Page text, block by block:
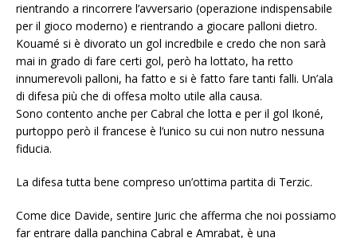
rientrando a rincorrere l’avversario (operazione indispensabile
per il gioco moderno) e rientrando a giocare palloni dietro.
Kouamé si è divorato un gol incredbile e credo che non sarà
mai in grado di fare certi gol, però ha lottato, ha retto
innumerevoli palloni, ha fatto e si è fatto fare tanti falli. Un’ala
di difesa più che di offesa molto utile alla causa.
Sono contento anche per Cabral che lotta e per il gol Ikoné,
purtoppo però il francese è l’unico su cui non nutro nessuna
fiducia.
La difesa tutta bene compreso un’ottima partita di Terzic.
Come dice Davide, sentire Juric che afferma che noi possiamo
far entrare dalla panchina Cabral e Amrabat, è una